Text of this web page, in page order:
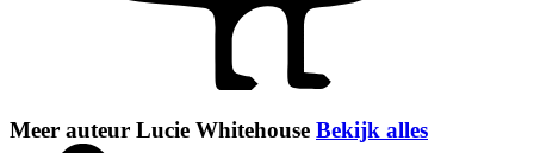
Meer auteur Lucie Whitehouse Bekijk alles